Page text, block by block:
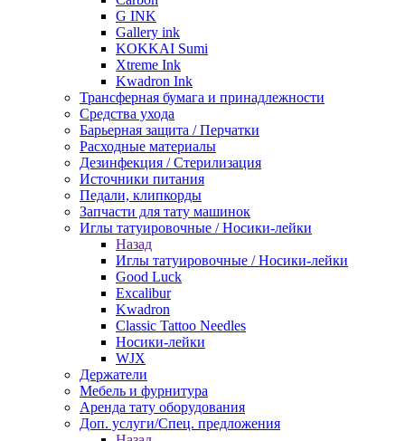
G INK
Gallery ink
KOKKAI Sumi
Xtreme Ink
Kwadron Ink
Трансферная бумага и принадлежности
Средства ухода
Барьерная защита / Перчатки
Расходные материалы
Дезинфекция / Стерилизация
Источники питания
Педали, клипкорды
Запчасти для тату машинок
Иглы татуировочные / Носики-лейки
Назад
Иглы татуировочные / Носики-лейки
Good Luck
Excalibur
Kwadron
Classic Tattoo Needles
Носики-лейки
WJX
Держатели
Мебель и фурнитура
Аренда тату оборудования
Доп. услуги/Спец. предложения